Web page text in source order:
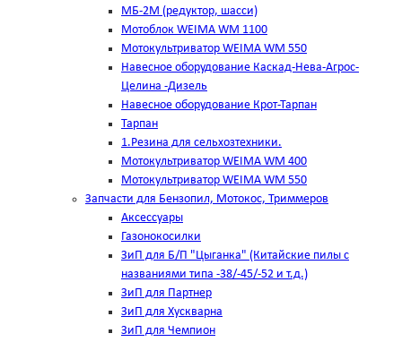
МБ-2М (редуктор, шасси)
Мотоблок WEIMA WM 1100
Мотокультриватор WEIMA WM 550
Навесное оборудование Каскад-Нева-Агрос-
Целина -Дизель
Навесное оборудование Крот-Тарпан
Тарпан
1.Резина для сельхозтехники.
Мотокультриватор WEIMA WM 400
Мотокультриватор WEIMA WM 550
Запчасти для Бензопил, Мотокос, Триммеров
Аксессуары
Газонокосилки
ЗиП для Б/П "Цыганка" (Китайские пилы с
названиями типа -38/-45/-52 и т.д.)
ЗиП для Партнер
ЗиП для Хускварна
ЗиП для Чемпион